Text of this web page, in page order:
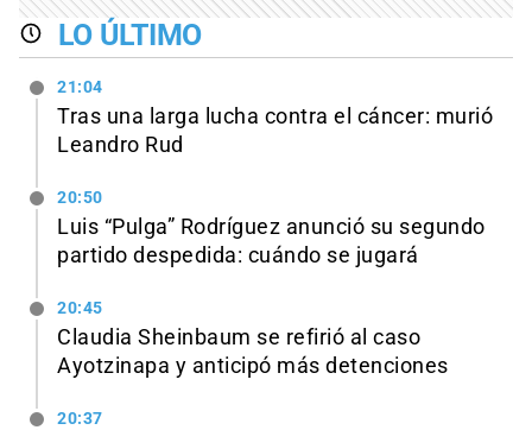
LO ÚLTIMO
21:04
Tras una larga lucha contra el cáncer: murió
Leandro Rud
20:50
Luis “Pulga” Rodríguez anunció su segundo
partido despedida: cuándo se jugará
20:45
Claudia Sheinbaum se refirió al caso
Ayotzinapa y anticipó más detenciones
20:37